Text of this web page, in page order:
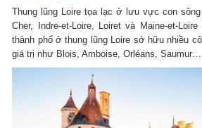
Thung lũng Loire tọa lạc ở lưu vực con
Cher, Indre-et-Loire, Loiret và Maine-et-
thành phố ở thung lũng Loire sở hữu nhiều
giá trị như Blois, Amboise, Orléans, Saumur…